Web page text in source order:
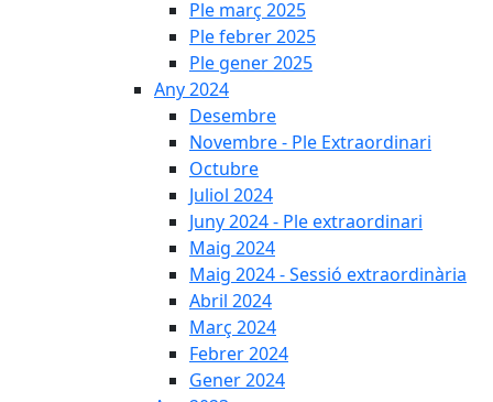
Ple març 2025
Ple febrer 2025
Ple gener 2025
Any 2024
Desembre
Novembre - Ple Extraordinari
Octubre
Juliol 2024
Juny 2024 - Ple extraordinari
Maig 2024
Maig 2024 - Sessió extraordinària
Abril 2024
Març 2024
Febrer 2024
Gener 2024